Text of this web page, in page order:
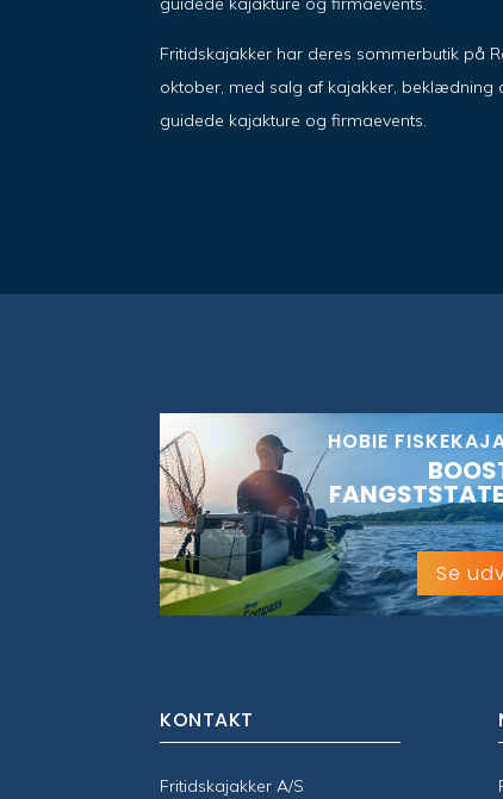
Fritidskajakker har deres sommerbutik på
oktober, med salg af kajakker, beklædning
guidede kajakture og firmaevents.
HOBIE
Se
KONTAKT
Fritidskajakker A/S